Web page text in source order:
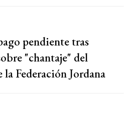
pendiente tras
"chantaje" del
la Federación Jordana